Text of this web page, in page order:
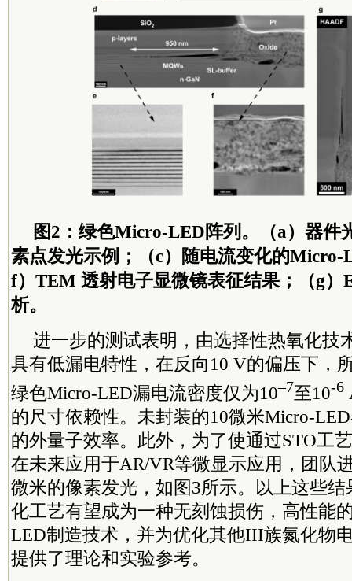
图2：绿色Micro-LED阵列。（a）器件
素点发光示例；（c）随电流变化的Micro-
f）TEM 透射电子显微镜表征结果；（g）
析。
进一步的测试表明，由选择性热氧化技
具有低漏电特性，在反向10 V的偏压下，
绿色Micro-LED漏电流密度仅为10–7至10-6
的尺寸依赖性。未封装的10微米Micro-
的外量子效率。此外，为了使通过STO工
在未来应用于AR/VR等微显示应用，团队
微米的像素发光，如图3所示。以上这些
化工艺有望成为一种无刻蚀损伤，高性能
LED制造技术，并为优化其他III族氮化物
提供了理论和实验参考。